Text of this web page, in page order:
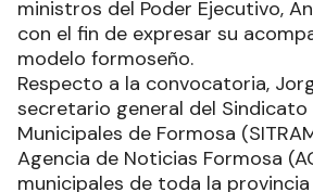
ministros del Poder Ejecutivo,
con el fin de expresar su
modelo formoseño.
Respecto a la convocatoria,
secretario general del Sindicato
Municipales de Formosa
Agencia de Noticias Formosa
municipales de toda la